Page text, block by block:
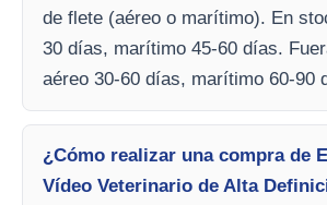
de flete (aéreo o marítimo). En
30 días, marítimo 45-60 días.
aéreo 30-60 días, marítimo 60-90
¿Cómo realizar una compra de
Vídeo Veterinario de Alta